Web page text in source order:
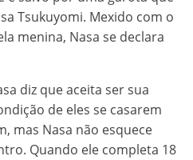
Tsukuyomi. Mexido com o
menina, Nasa se declara
diz que aceita ser sua
de eles se casarem
mas Nasa não esquece
Quando ele completa 18